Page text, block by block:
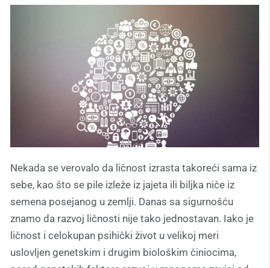
Nekada se verovalo da ličnost izrasta takoreći sama iz
sebe, kao što se pile izleže iz jajeta ili biljka niče iz
semena posejanog u zemlji. Danas sa sigurnošću
znamo da razvoj ličnosti nije tako jednostavan. Iako je
ličnost i celokupan psihički život u velikoj meri
uslovljen genetskim i drugim biološkim činiocima,